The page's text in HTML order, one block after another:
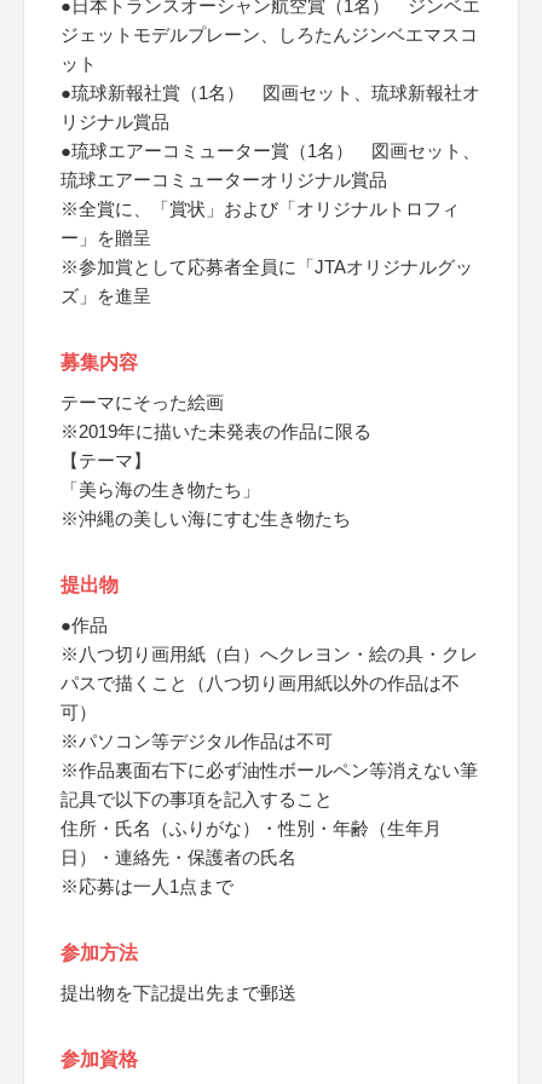
●日本トランスオーシャン航空賞（1名） ジンベエ
ジェットモデルプレーン、しろたんジンベエマスコ
ット
●琉球新報社賞（1名） 図画セット、琉球新報社オ
リジナル賞品
●琉球エアーコミューター賞（1名） 図画セット、
琉球エアーコミューターオリジナル賞品
※全賞に、「賞状」および「オリジナルトロフィ
ー」を贈呈
※参加賞として応募者全員に「JTAオリジナルグッ
ズ」を進呈
募集内容
テーマにそった絵画
※2019年に描いた未発表の作品に限る
【テーマ】
「美ら海の生き物たち」
※沖縄の美しい海にすむ生き物たち
提出物
●作品
※八つ切り画用紙（白）へクレヨン・絵の具・クレ
パスで描くこと（八つ切り画用紙以外の作品は不
可）
※パソコン等デジタル作品は不可
※作品裏面右下に必ず油性ボールペン等消えない筆
記具で以下の事項を記入すること
住所・氏名（ふりがな）・性別・年齢（生年月
日）・連絡先・保護者の氏名
※応募は一人1点まで
参加方法
提出物を下記提出先まで郵送
参加資格